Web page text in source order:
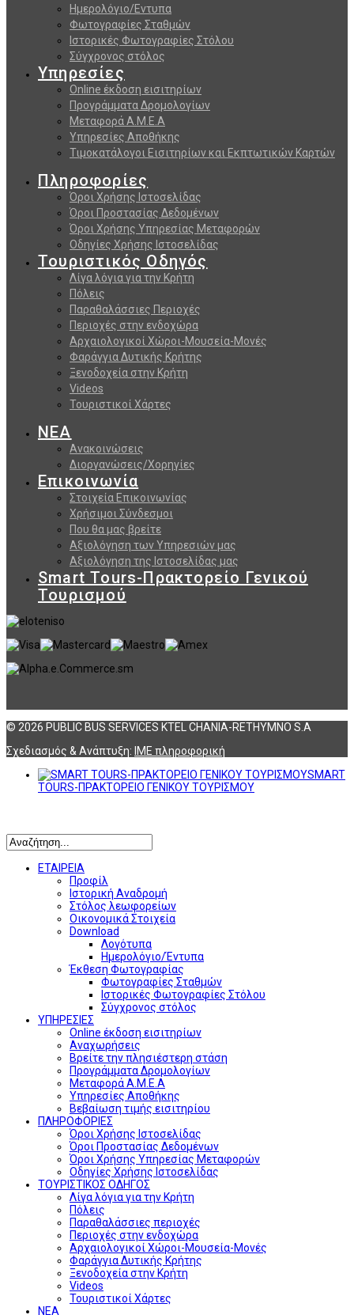
Ημερολόγιο/Εντυπα
Φωτογραφίες Σταθμών
Ιστορικές Φωτογραφίες Στόλου
Σύγχρονος στόλος
Υπηρεσίες
Online έκδοση εισιτηρίων
Προγράμματα Δρομολογίων
Μεταφορά Α.Μ.Ε.Α
Υπηρεσίες Αποθήκης
Τιμοκατάλογοι Εισιτηρίων και Εκπτωτικών Καρτών
Πληροφορίες
Όροι Χρήσης Ιστοσελίδας
Όροι Προστασίας Δεδομένων
Όροι Χρήσης Υπηρεσίας Μεταφορών
Οδηγίες Χρήσης Ιστοσελίδας
Τουριστικός Οδηγός
Λίγα λόγια για την Κρήτη
Πόλεις
Παραθαλάσσιες Περιοχές
Περιοχές στην ενδοχώρα
Αρχαιολογικοί Χώροι-Μουσεία-Μονές
Φαράγγια Δυτικής Κρήτης
Ξενοδοχεία στην Κρήτη
Videos
Τουριστικοί Χάρτες
ΝΕΑ
Ανακοινώσεις
Διοργανώσεις/Χορηγίες
Επικοινωνία
Στοιχεία Επικοινωνίας
Χρήσιμοι Σύνδεσμοι
Που θα μας βρείτε
Αξιολόγηση των Υπηρεσιών μας
Αξιολόγηση της Ιστοσελίδας μας
Smart Tours-Πρακτορείο Γενικού
Τουρισμού
© 2026 PUBLIC BUS SERVICES KTEL CHANIA-RETHYMNO S.A
Σχεδιασμός & Ανάπτυξη: ΙΜΕ πληροφορική
SMART
TOURS-ΠΡΑΚΤΟΡΕΙΟ ΓΕΝΙΚΟΥ ΤΟΥΡΙΣΜΟΥ
ΕΤΑΙΡΕΙΑ
Προφίλ
Ιστορική Αναδρομή
Στόλος λεωφορείων
Οικονομικά Στοιχεία
Download
Λογότυπα
Ημερολόγιο/Έντυπα
Έκθεση Φωτογραφίας
Φωτογραφίες Σταθμών
Ιστορικές Φωτογραφίες Στόλου
Σύγχρονος στόλος
ΥΠΗΡΕΣΙΕΣ
Online έκδοση εισιτηρίων
Αναχωρήσεις
Βρείτε την πλησιέστερη στάση
Προγράμματα Δρομολογίων
Μεταφορά Α.Μ.Ε.Α
Υπηρεσίες Αποθήκης
Βεβαίωση τιμής εισιτηρίου
ΠΛΗΡΟΦΟΡΙΕΣ
Όροι Χρήσης Ιστοσελίδας
Όροι Προστασίας Δεδομένων
Όροι Χρήσης Υπηρεσίας Μεταφορών
Οδηγίες Χρήσης Ιστοσελίδας
ΤΟΥΡΙΣΤΙΚΟΣ ΟΔΗΓΟΣ
Λίγα λόγια για την Κρήτη
Πόλεις
Παραθαλάσσιες περιοχές
Περιοχές στην ενδοχώρα
Αρχαιολογικοί Χώροι-Μουσεία-Μονές
Φαράγγια Δυτικής Κρήτης
Ξενοδοχεία στην Κρήτη
Videos
Τουριστικοί Χάρτες
ΝΕΑ